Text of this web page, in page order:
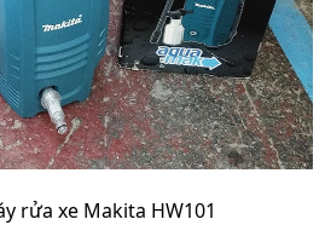
rửa xe Makita HW101